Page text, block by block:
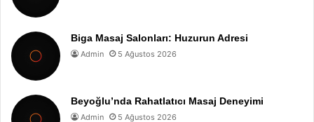
Biga Masaj Salonları: Huzurun Adresi
Admin 5 Ağustos 2026
Beyoğlu’nda Rahatlatıcı Masaj Deneyimi
Admin 5 Ağustos 2026